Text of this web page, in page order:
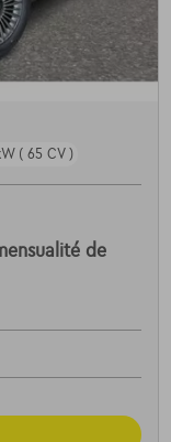
( 65 CV )
de